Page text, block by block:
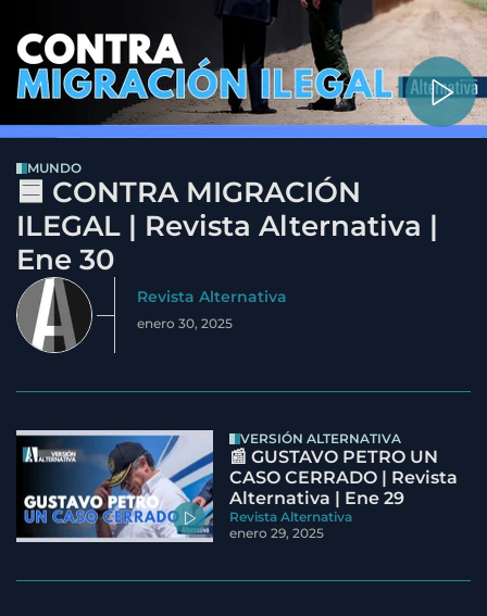
MUNDO
🟦 CONTRA MIGRACIÓN
ILEGAL | Revista Alternativa |
Ene 30
Revista Alternativa
enero 30, 2025
VERSIÓN ALTERNATIVA
📰 GUSTAVO PETRO UN
CASO CERRADO | Revista
Alternativa | Ene 29
Revista Alternativa
enero 29, 2025